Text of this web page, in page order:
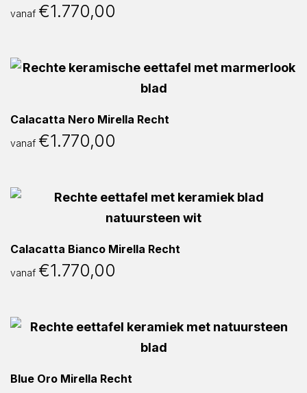
vanaf €1.770,00
Calacatta Nero Mirella Recht
vanaf €1.770,00
Calacatta Bianco Mirella Recht
vanaf €1.770,00
Blue Oro Mirella Recht